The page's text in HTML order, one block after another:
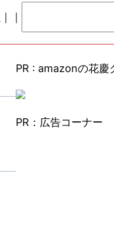
｜ ｜
PR : amazonの花
PR：広告コーナー